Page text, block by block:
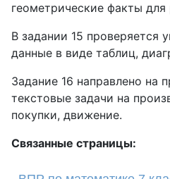
геометрические факты для
В задании 15 проверяется
данные в виде таблиц,
Задание 16 направлено на
текстовые задачи на
покупки, движение.
Связанные страницы: